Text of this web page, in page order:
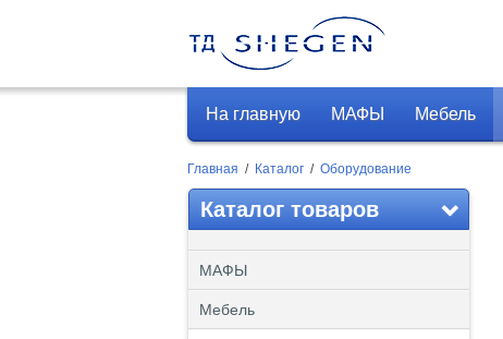
На главную МАФЫ Мебель
Главная / Каталог / Оборудование
Каталог товаров
МАФЫ
Мебель